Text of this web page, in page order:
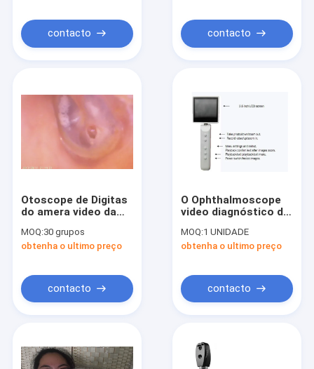
polegada
contacto
orelha
contacto
Otoscope de Digitas
do amera video da
para a perfuração da
membrana timpânica
MOQ:30 grupos
obtenha o ultimo preço
contacto
O Ophthalmoscope
video diagnóstico do
da câmara de vídeo
Handheld com USB
MOQ:1 UNIDADE
obtenha o ultimo preço
contacto